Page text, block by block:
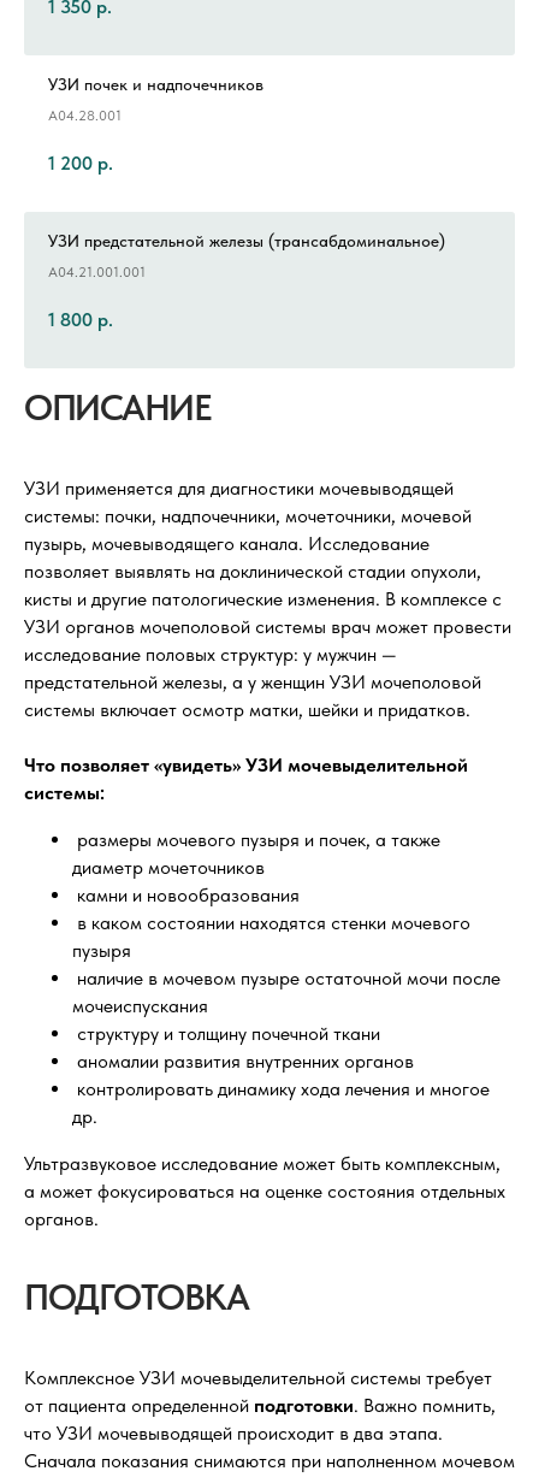
1 350 р.
УЗИ почек и надпочечников
A04.28.001
1 200 р.
УЗИ предстательной железы (трансабдоминальное)
A04.21.001.001
1 800 р.
ОПИСАНИЕ
УЗИ применяется для диагностики мочевыводящей
системы: почки, надпочечники, мочеточники, мочевой
пузырь, мочевыводящего канала. Исследование
позволяет выявлять на доклинической стадии опухоли,
кисты и другие патологические изменения. В комплексе с
УЗИ органов мочеполовой системы врач может провести
исследование половых структур: у мужчин —
предстательной железы, а у женщин УЗИ мочеполовой
системы включает осмотр матки, шейки и придатков.
Что позволяет «увидеть» УЗИ мочевыделительной
системы:
размеры мочевого пузыря и почек, а также
диаметр мочеточников
камни и новообразования
в каком состоянии находятся стенки мочевого
пузыря
наличие в мочевом пузыре остаточной мочи после
мочеиспускания
структуру и толщину почечной ткани
аномалии развития внутренних органов
контролировать динамику хода лечения и многое
др.
Ультразвуковое исследование может быть комплексным,
а может фокусироваться на оценке состояния отдельных
органов.
ПОДГОТОВКА
Комплексное УЗИ мочевыделительной системы требует
от пациента определенной подготовки. Важно помнить,
что УЗИ мочевыводящей происходит в два этапа.
Сначала показания снимаются при наполненном мочевом